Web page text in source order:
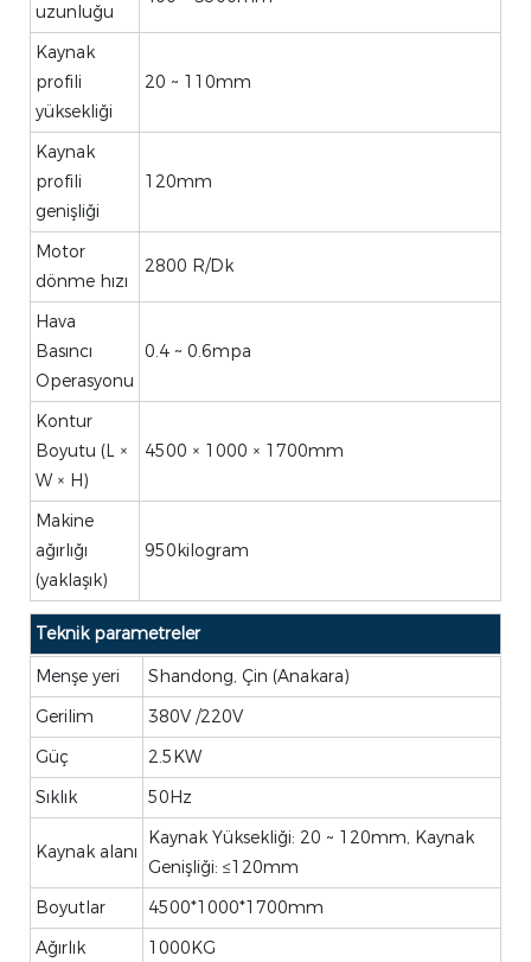
uzunluğu
Kaynak
profili
yüksekliği
20 ~ 110mm
Kaynak
profili
genişliği
120mm
Motor
dönme hızı
2800 R/Dk
Hava
Basıncı
Operasyonu
0.4 ~ 0.6mpa
Kontur
Boyutu (L ×
W × H)
4500 × 1000 × 1700mm
Makine
ağırlığı
(yaklaşık)
950kilogram
Teknik parametreler
Menşe yeri
Shandong, Çin (Anakara)
Gerilim
380V /220V
Güç
2.5KW
Sıklık
50Hz
Kaynak alanı
Kaynak Yüksekliği: 20 ~ 120mm, Kaynak
Genişliği: ≤120mm
Boyutlar
4500*1000*1700mm
Ağırlık
1000KG